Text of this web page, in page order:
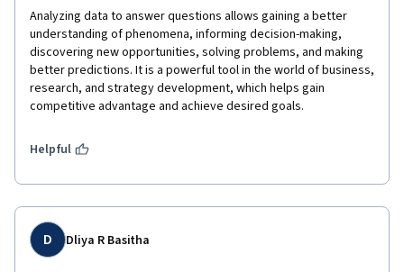
Analyzing data to answer questions allows gaining a better
understanding of phenomena, informing decision-making,
discovering new opportunities, solving problems, and making
better predictions. It is a powerful tool in the world of business,
research, and strategy development, which helps gain
competitive advantage and achieve desired goals.
Helpful
D Dliya R Basitha